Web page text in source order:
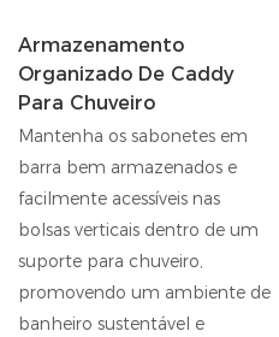
Armazenamento
Organizado De Caddy
Para Chuveiro
Mantenha os sabonetes em
barra bem armazenados e
facilmente acessíveis nas
bolsas verticais dentro de um
suporte para chuveiro,
promovendo um ambiente de
banheiro sustentável e